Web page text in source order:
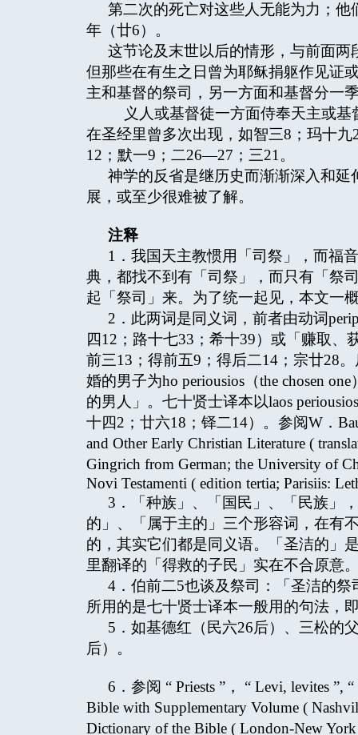
第二次的死亡对这些人无能为力；
年（廿6）。
这节论及末世以后的情形，与前面
但那些在有生之日曾为耶稣捐躯作见证
主和基督的祭司，另一方面和基督分一
义人或基督徒一方面侍奉天主或基
在圣经里曾多次出现，如智三8；玛十
12；默一9；二26—27；三21。
神学的反省是继历史而渐渐深入和
展，或至少很难被了解。
注释
1．我国天主教惯用「司祭」，而福
典，都找不到有「司祭」，而只有「祭
起「祭司」来。为了统一起见，本文一
2．此两词是同义词，前者由动词
四12；路十七33；希十39）或「赚取、
前三13；得前五9；得后二14；宗廿28
婚的男子为ho periousios（the chosen
的男人」。七十贤士译本以laos
十四2；廿六18；铎二14）。参阅W．
and Other Early Christian Literature (
Gingrich from German; the University of
Novi Testamenti ( edition tertia; Parisiis:
3．「种族」、「国民」、「民族」
的」、「属于主的」三个形容词，在有
的，其实它们都是同义语。「圣洁的」
里翻译的「得救的子民」实在不合原意
4．伯前二5也谈及祭司：「圣洁的祭
所用的是七十贤士译本一般用的句法，
5．如基德红（民六26后）、三松的
后）。
6．参阅 “ Priests ”， “ Levi, levites ”,
Bible with Supplementary Volume (
Dictionary of the Bible ( London-New